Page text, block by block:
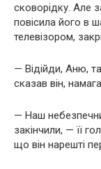
сковорідку. Але
повісила його в
телевізором,
— Відійди, Аню,
сказав він,
— Наш
закінчили, — її
що він нарешті